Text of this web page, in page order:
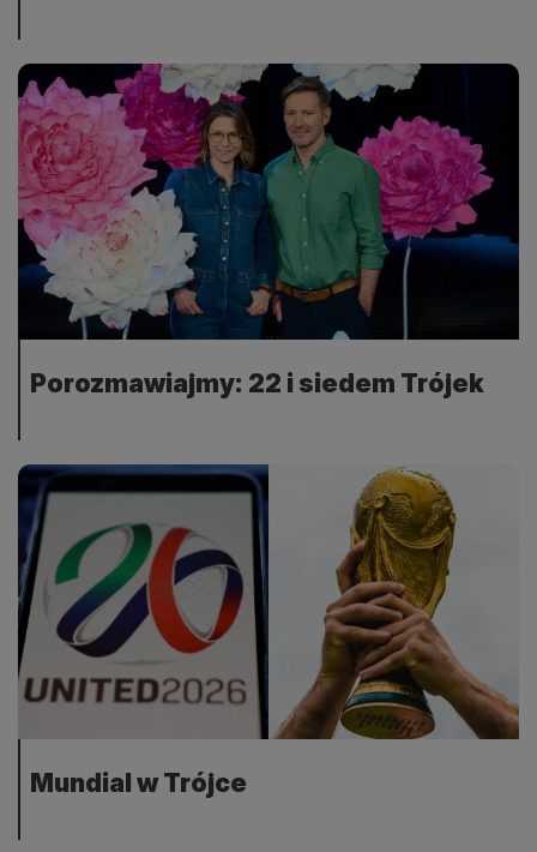
Porozmawiajmy: 22 i siedem Trójek
Mundial w Trójce